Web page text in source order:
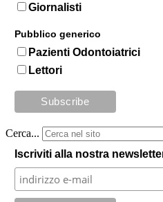
Giornalisti
Pubblico generico
Pazienti Odontoiatrici
Lettori
Cerca...
Iscriviti alla nostra